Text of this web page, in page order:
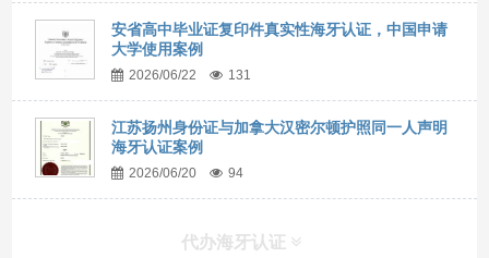
安省高中毕业证复印件真实性海牙认证，中国申请
大学使用案例
2026/06/22 131
江苏扬州身份证与加拿大汉密尔顿护照同一人声明
海牙认证案例
2026/06/20 94
代办海牙认证